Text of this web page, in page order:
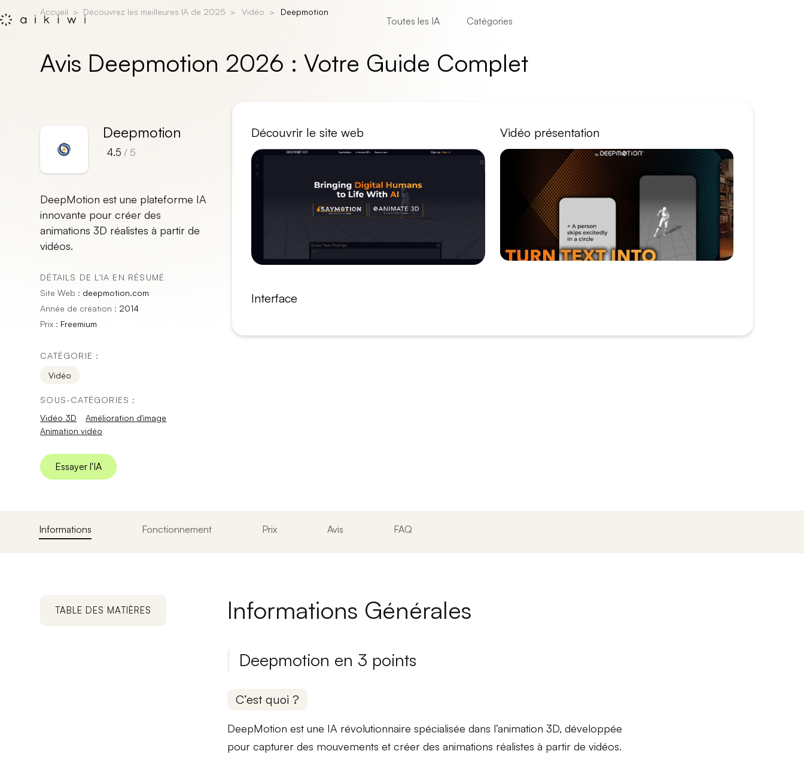
Toutes les IA Catégories
Accueil Découvrez les meilleures IA de 2025 Vidéo Deepmotion
Avis Deepmotion 2026 : Votre Guide Complet
Deepmotion
4.5 / 5
DeepMotion est une plateforme IA
innovante pour créer des
animations 3D réalistes à partir de
vidéos.
DÉTAILS DE L'IA EN RÉSUMÉ
Site Web : deepmotion.com
Année de création : 2014
Prix : Freemium
CATÉGORIE :
Vidéo
SOUS-CATÉGORIES :
Vidéo 3D
Amélioration d'image
Animation vidéo
Essayer l'IA
Découvrir le site web Vidéo présentation
Interface
Informations Fonctionnement Prix Avis FAQ
TABLE DES MATIÈRES Informations Générales
Deepmotion en 3 points
C’est quoi ?
DeepMotion est une IA révolutionnaire spécialisée dans l’animation 3D, développée
pour capturer des mouvements et créer des animations réalistes à partir de vidéos.